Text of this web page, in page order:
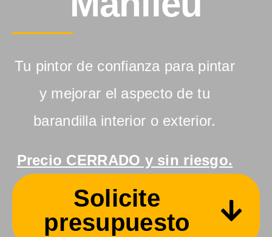
Tu pintor de confianza para pintar
y mejorar el aspecto de tu
barandilla interior o exterior.
Precio CERRADO y sin riesgo.
Solicite
presupuesto